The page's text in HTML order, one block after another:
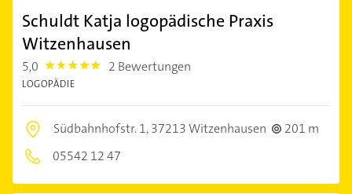
Schuldt Katja logopädische Praxis
Witzenhausen
5,0 5.0 2 Bewertungen
LOGOPÄDIE
Südbahnhofstr. 1,37213 Witzenhausen
201 m
05542 12 47